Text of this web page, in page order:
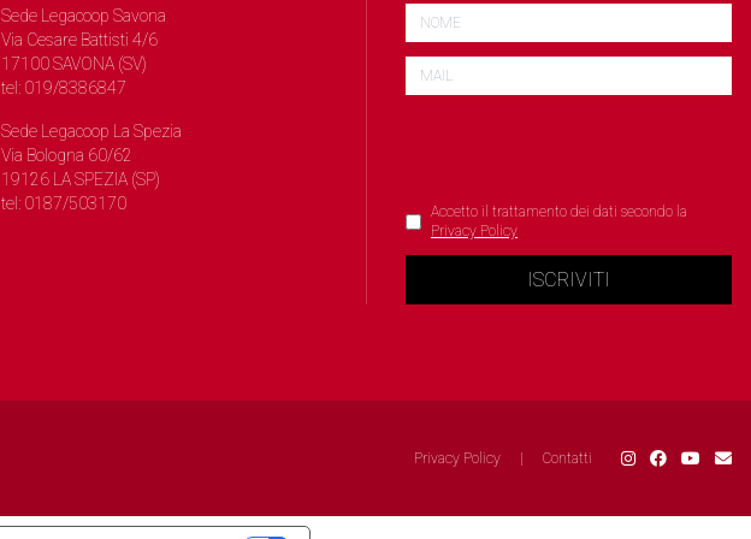
Sede Legacoop Savona
Via Cesare Battisti 4/6
17100 SAVONA (SV)
tel: 019/8386847
Sede Legacoop La Spezia
Via Bologna 60/62
19126 LA SPEZIA (SP)
tel: 0187/503170
Accetto il trattamento dei dati secondo la
Privacy Policy
ISCRIVITI
Privacy Policy Contatti